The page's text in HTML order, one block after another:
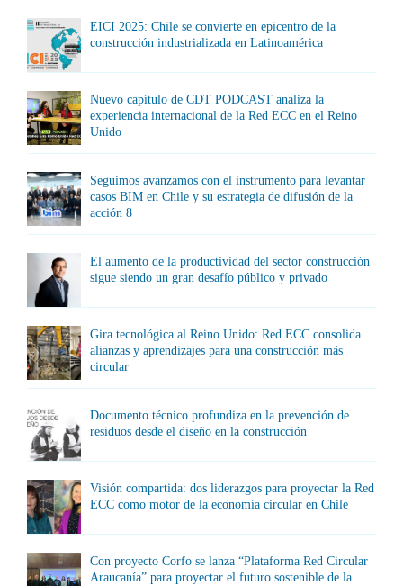
EICI 2025: Chile se convierte en epicentro de la
construcción industrializada en Latinoamérica
Nuevo capítulo de CDT PODCAST analiza la
experiencia internacional de la Red ECC en el Reino
Unido
Seguimos avanzamos con el instrumento para levantar
casos BIM en Chile y su estrategia de difusión de la
acción 8
El aumento de la productividad del sector construcción
sigue siendo un gran desafío público y privado
Gira tecnológica al Reino Unido: Red ECC consolida
alianzas y aprendizajes para una construcción más
circular
Documento técnico profundiza en la prevención de
residuos desde el diseño en la construcción
Visión compartida: dos liderazgos para proyectar la Red
ECC como motor de la economía circular en Chile
Con proyecto Corfo se lanza “Plataforma Red Circular
Araucanía” para proyectar el futuro sostenible de la